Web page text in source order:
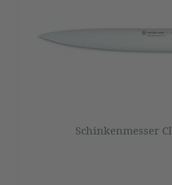
Schinkenmesser